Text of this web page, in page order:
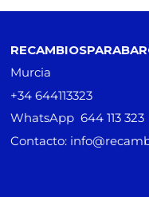
Murcia
+34 644113323
WhatsApp 644 113 323
Contacto: